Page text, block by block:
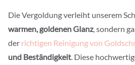
Die Vergoldung verleiht unserem
warmen, goldenen Glanz, sondern
der richtigen Reinigung von
und Beständigkeit. Diese